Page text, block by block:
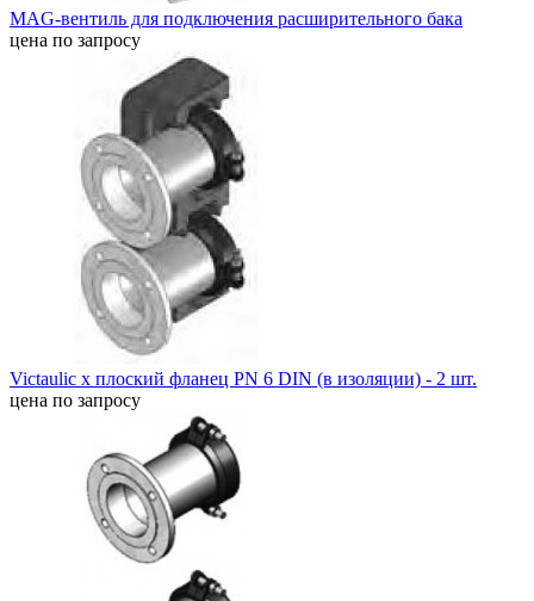
MAG-вентиль для подключения расширительного бака
цена по запросу
Victaulic x плоский фланец PN 6 DIN (в изоляции) - 2 шт.
цена по запросу